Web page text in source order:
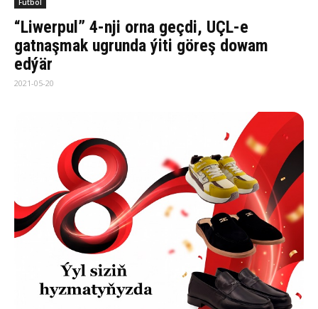
“Liwerpul” 4-nji orna geçdi, UÇL-e
gatnaşmak ugrunda ýiti göreş dowam
edýär
2021-05-20